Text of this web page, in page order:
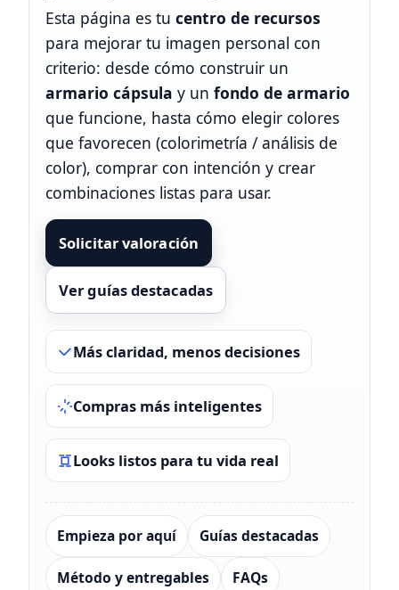
Esta página es tu centro de recursos
para mejorar tu imagen personal con
criterio: desde cómo construir un
armario cápsula y un fondo de armario
que funcione, hasta cómo elegir colores
que favorecen (colorimetría / análisis de
color), comprar con intención y crear
combinaciones listas para usar.
Solicitar valoración
Ver guías destacadas
Más claridad, menos decisiones
Compras más inteligentes
Looks listos para tu vida real
Empieza por aquí Guías destacadas
Método y entregables FAQs